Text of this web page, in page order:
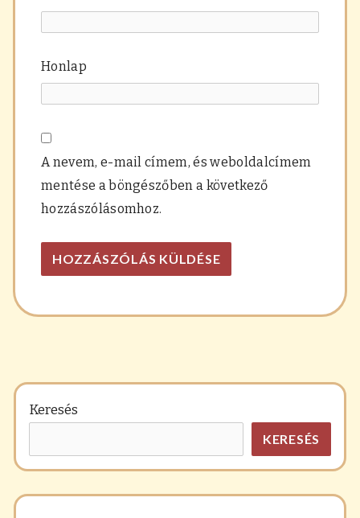
Honlap
A nevem, e-mail címem, és weboldalcímem
mentése a böngészőben a következő
hozzászólásomhoz.
Keresés
KERESÉS